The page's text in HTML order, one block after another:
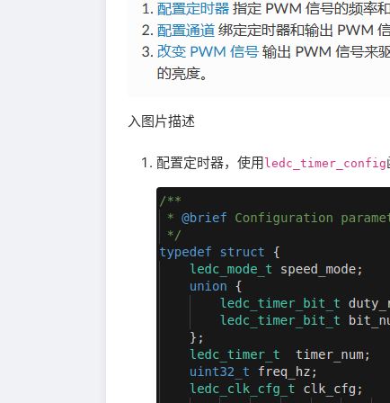
入图片描述
配置定时器，使用 ledc_timer_config